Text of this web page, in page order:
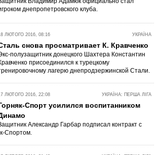
днепропетровского клуба.
УКРАЇНА
ЛЮТОГО 2016, 08:16
снова просматривает К. Кравченко
полузащитник донецкого Шахтера Константин
присоединился к турецкому
лагерю днепродзержинской Стали.
УКРАЇНА: ПЕРША ЛІГА
ЛЮТОГО 2016, 22:08
Спорт усилился воспитанником
Александр Гарбар подписал контракт с
Спортом.